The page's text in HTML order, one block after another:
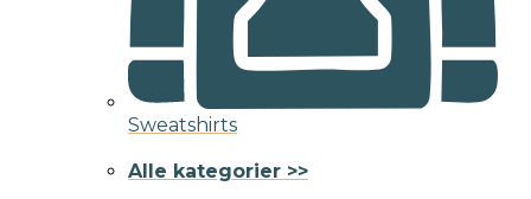
Sweatshirts
Alle kategorier >>